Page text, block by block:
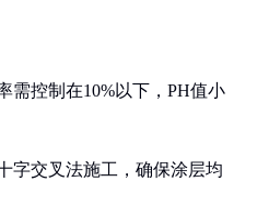
需控制在10%以下，PH值小
字交叉法施工，确保涂层均